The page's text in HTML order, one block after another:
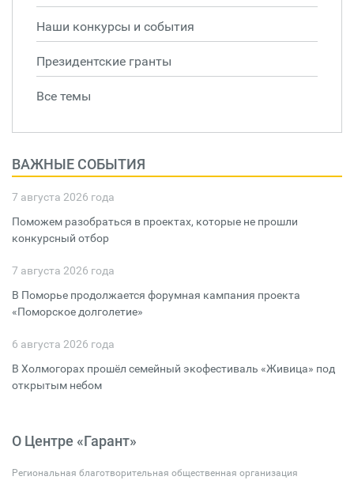
Наши конкурсы и события
Президентские гранты
Все темы
ВАЖНЫЕ СОБЫТИЯ
7 августа 2026 года
Поможем разобраться в проектах, которые не прошли
конкурсный отбор
7 августа 2026 года
В Поморье продолжается форумная кампания проекта
«Поморское долголетие»
6 августа 2026 года
В Холмогорах прошёл семейный экофестиваль «Живица» под
открытым небом
О Центре «Гарант»
Региональная благотворительная общественная организация